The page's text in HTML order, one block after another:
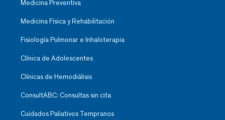
Medicina Preventiva
Medicina Física y Rehabilitación
Fisiología Pulmonar e Inhaloterapia
Clínica de Adolescentes
Clínicas de Hemodiálisis
ConsultABC: Consultas sin cita
Cuidados Paliativos Tempranos